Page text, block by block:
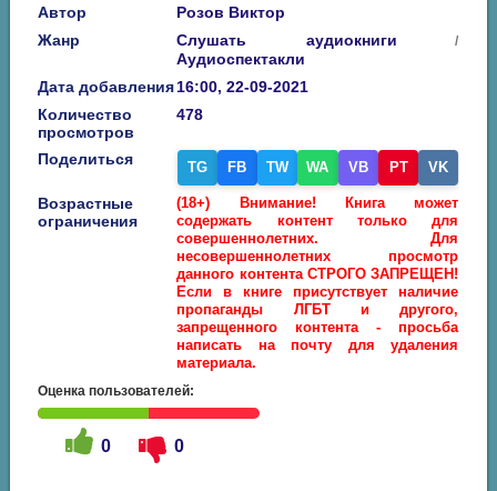
Автор
Розов Виктор
Жанр
Слушать аудиокниги /
Аудиоспектакли
Дата добавления16:00, 22-09-2021
Количество
просмотров
478
Поделиться TG FB TW WA VB PT VK
Возрастные
ограничения
(18+) Внимание! Книга может
содержать контент только для
совершеннолетних. Для
несовершеннолетних просмотр
данного контента СТРОГО ЗАПРЕЩЕН!
Если в книге присутствует наличие
пропаганды ЛГБТ и другого,
запрещенного контента - просьба
написать на почту для удаления
материала.
Оценка пользователей:
0 0